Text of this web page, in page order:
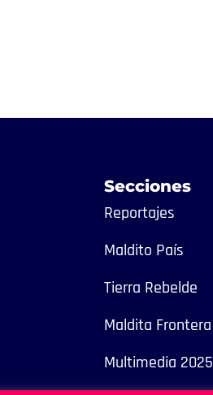
Secciones
Reportajes
Maldito País
Tierra Rebelde
Maldita Frontera
Multimedia 2025